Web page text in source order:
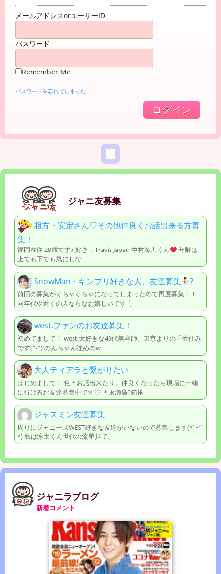
メールアドレスorユーザーID
パスワード
Remember Me
パスワードを忘れてしまった
ジャニ友募集
相方・安定さん♡その他仲良くお話出来る方募
集！
福岡在住 29歳です♪ 好き→Travis Japan 中村海人くん
年齢は
上でも下でも気にしな
SnowMan・キンプリ好きな人、友達募集 ?
前回の募集がぐちゃぐちゃになってしまったので再度募集！！
同年代や近くの人ならなお嬉しいです- ̗̀
west.ファンのお友達募集！
初めてまして！ west.大好きな40代美容師。東京よりの千葉住み
です(^-^) のんちゃん強めのw
大人ティアラと繋がりたい
はじめまして！ 色々お話出来たり、仲良くなったら現場に一緒
に行けるお友達募集中です♡ ＊永瀬廉?箱推
ジャスミン友達募集
周りにジャニーズWEST好きな友達がいないので募集します(*˙︶˙
*) 私は淳太くん世代の流星担で、
ジャニラブログ
新着コメント